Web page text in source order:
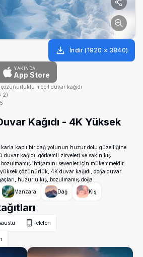
İndir (1920 × 3840)
YAKINDA
App Store
mobil duvar kağıdı
2)
Kağıdı - 4K Yüksek
karla kaplı bir dağ yolunun huzur dolu güzelliğine
kağıdı, görkemli zirveleri ve sakin kış
ihtişamını sevenler için mükemmeldir.
çözünürlük, 4K duvar kağıdı, doğa duvar
huzurlu kış, bozulmamış doğa
Manzara Dağ Kış
Telefon